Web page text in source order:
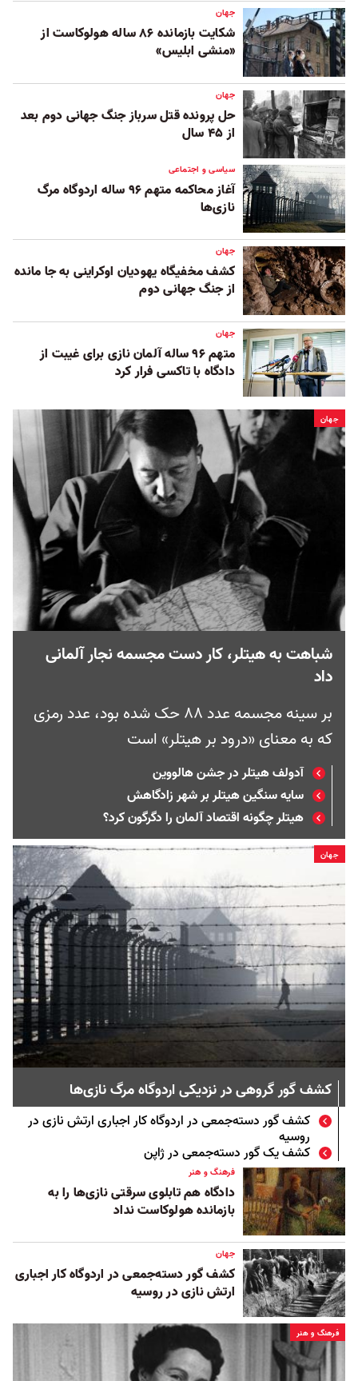
جهان
شکایت بازمانده ۸۶ ساله هولوکاست از
«منشی ابلیس»
جهان
حل پرونده قتل سرباز جنگ جهانی دوم بعد
از ۴۵ سال
سیاسی و اجتماعی
آغاز محاکمه متهم ۹۶ ساله اردوگاه مرگ
نازی‌ها
جهان
کشف مخفیگاه یهودیان اوکراینی به جا مانده
از جنگ جهانی دوم
جهان
متهم ۹۶ ساله آلمان نازی برای غیبت از
دادگاه با تاکسی فرار کرد
جهان
شباهت به هیتلر، کار دست مجسمه نجار آلمانی
داد
بر سینه‌ مجسمه عدد ۸۸ حک شده بود، عدد رمزی
که به معنای «درود بر هیتلر» است
آدولف هیتلر در جشن هالووین
سایه سنگین هیتلر بر شهر زادگاهش
هیتلر چگونه اقتصاد آلمان را دگرگون کرد؟
جهان
کشف گور گروهی در نزدیکی اردوگاه مرگ نازی‌ها
کشف گور دسته‌جمعی در اردوگاه کار اجباری ارتش نازی در
روسیه
کشف یک گور دسته‌جمعی در ژاپن
فرهنگ و هنر
دادگاه هم تابلوی سرقتی نازی‌ها را به
بازمانده هولوکاست نداد
جهان
کشف گور دسته‌جمعی در اردوگاه کار اجباری
ارتش نازی در روسیه
فرهنگ و هنر